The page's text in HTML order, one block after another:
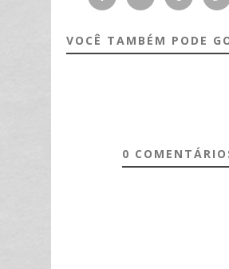
VOCÊ TAMBÉM PODE
0